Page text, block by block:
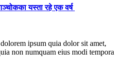
यस्ता रहे एक वर्ष
ipsum quia dolor sit amet,
non numquam eius modi tempora